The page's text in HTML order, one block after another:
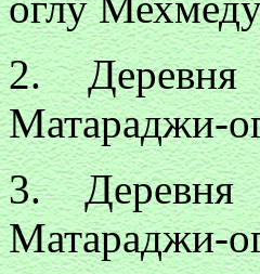
2.
Матараджи-
3.
Матараджи-